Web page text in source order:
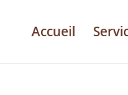
Accueil